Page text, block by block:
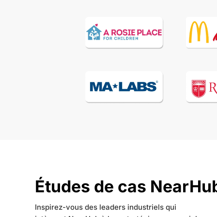
Études de cas
Inspirez-vous des leaders industriels qui